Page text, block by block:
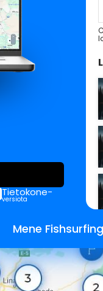
Tietokone-
versiota
Mene